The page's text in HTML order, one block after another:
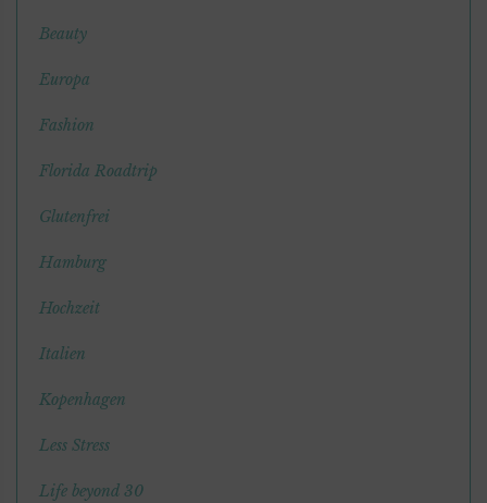
Beauty
Europa
Fashion
Florida Roadtrip
Glutenfrei
Hamburg
Hochzeit
Italien
Kopenhagen
Less Stress
Life beyond 30